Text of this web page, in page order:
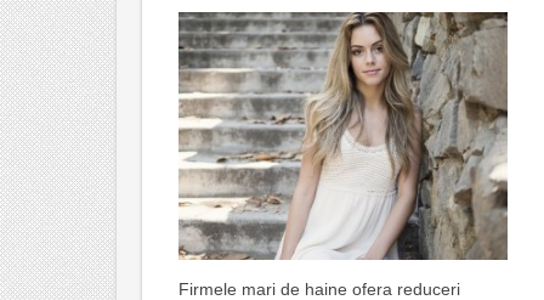
Firmele mari de haine ofera reduceri